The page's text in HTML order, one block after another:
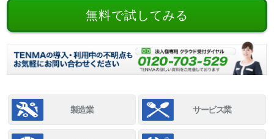
無料で試してみる
製造業 サービス業